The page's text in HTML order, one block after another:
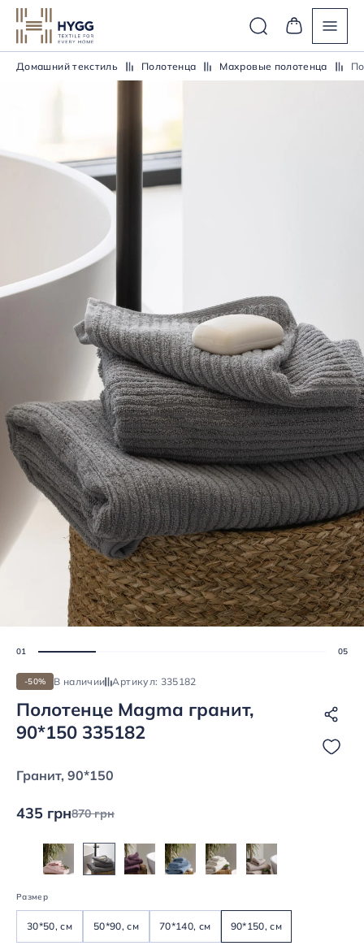
Домашний текстиль Полотенца Махровые полотенца
-50% В наличии Артикул: 335182
Полотенце Magma гранит,
90*150 335182
Гранит, 90*150
435 грн870 грн
Размер
30*50, см 50*90, см 70*140, см 90*150, см